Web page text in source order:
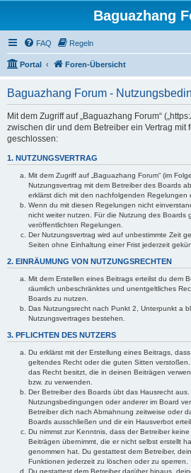
Baguazhang
FAQ Regeln
Portal Foren-Übersicht
Baguazhang Forum -
Mit dem Zugriff auf „Baguazhang Forum“
zwischen dir und dem Betreiber ein Vertrag mit
geschlossen:
1. NUTZUNGSVERTRAG
Mit dem Zugriff auf „Baguazhang Forum“ (im
Nutzungsvertrag mit dem Betreiber des Boards
erklärst dich mit den nachfolgenden Regelungen
Wenn du mit diesen Regelungen nicht
nicht weiter nutzen. Für die Nutzung des Boards
veröffentlichten Regelungen.
Der Nutzungsvertrag wird auf unbestimmte Zeit
Seiten ohne Einhaltung einer Frist jederzeit
2. EINRÄUMUNG VON NUTZUNGSRECHTEN
Mit dem Erstellen eines Beitrags erteilst du dem
räumlich unbeschränktes und unentgeltliches
Boards zu nutzen.
Das Nutzungsrecht nach Punkt 2, Unterpunkt a
Nutzungsvertrages bestehen.
3. PFLICHTEN DES NUTZERS
Du erklärst mit der Erstellung eines Beitrags,
geltendes Recht oder die guten Sitten
das Recht besitzt, die in deinen Beiträgen
bzw. zu verwenden.
Der Betreiber des Boards übt das Hausrecht
Nutzungsbedingungen oder anderer im Board
Betreiber dich nach Abmahnung zeitweise oder
Boards ausschließen und dir ein Hausverbot
Du nimmst zur Kenntnis, dass der Betreiber
Beiträgen übernimmt, die er nicht selbst erstellt
genommen hat. Du gestattest dem Betreiber,
Funktionen jederzeit zu löschen oder zu sperren.
Du gestattest dem Betreiber darüber hinaus,